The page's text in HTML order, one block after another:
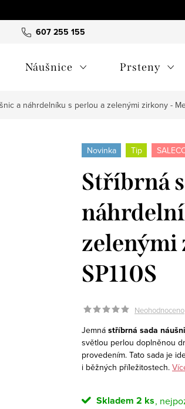
607 255 155
Hodnocení obchodu
Náušnice Prsteny
a náhrdelníku s perlou a zelenými zirkony -
Novinka Tip
Stříbrná
zelenými
SP110S
Neohodnoceno
Jemná stříbrná sada
světlou perlou doplněnou
provedením. Tato sada je
i běžných příležitostech.
Skladem 2 ks